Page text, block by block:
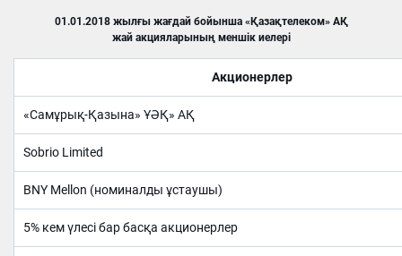
01.01.2018 жылғы жағдай бойынша «Қазақтелеком» АҚ
жай акцияларының меншік иелері
Акционерлер
«Самұрық-Қазына» ҰӘҚ» АҚ
Sobrio Limited
BNY Mellon (номиналды ұстаушы)
5% кем үлесі бар басқа акционерлер